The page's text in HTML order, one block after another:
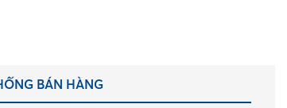
BÁN HÀNG